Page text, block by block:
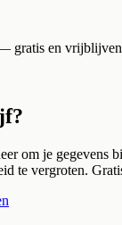
gratis en
om je gegevens
te vergroten.